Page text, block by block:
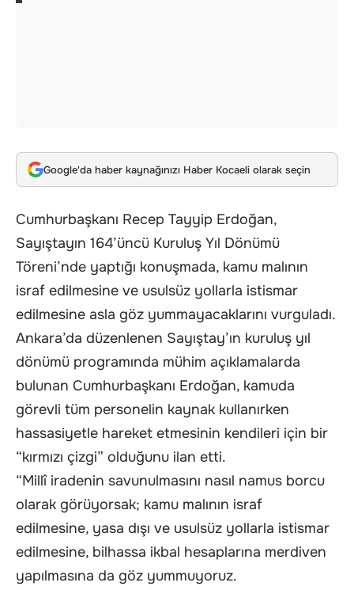
Google'da haber kaynağınızı Haber Kocaeli olarak seçin
Cumhurbaşkanı Recep Tayyip Erdoğan,
Sayıştayın 164’üncü Kuruluş Yıl Dönümü
Töreni’nde yaptığı konuşmada, kamu malının
israf edilmesine ve usulsüz yollarla istismar
edilmesine asla göz yummayacaklarını vurguladı.
Ankara’da düzenlenen Sayıştay’ın kuruluş yıl
dönümü programında mühim açıklamalarda
bulunan Cumhurbaşkanı Erdoğan, kamuda
görevli tüm personelin kaynak kullanırken
hassasiyetle hareket etmesinin kendileri için bir
“kırmızı çizgi” olduğunu ilan etti.
“Millî iradenin savunulmasını nasıl namus borcu
olarak görüyorsak; kamu malının israf
edilmesine, yasa dışı ve usulsüz yollarla istismar
edilmesine, bilhassa ikbal hesaplarına merdiven
yapılmasına da göz yummuyoruz.